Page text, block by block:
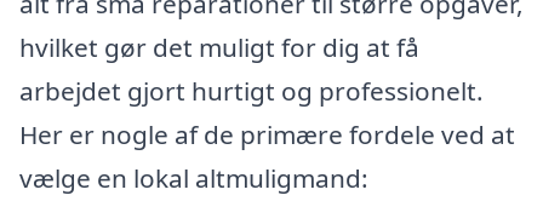
hvilket gør det muligt for dig at få
arbejdet gjort hurtigt og professionelt.
Her er nogle af de primære fordele ved at
vælge en lokal altmuligmand: